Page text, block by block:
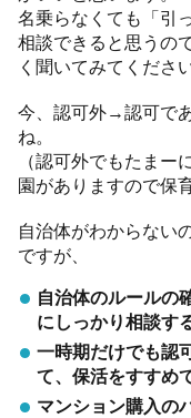
名乗らなくても「引
相談できると思うの
く聞いてみてください
今、認可外→認可で
ね。
（認可外でもたま
園がありますので保
自治体がわからない
ですが、
自治体のルールの
にしっかり相談す
一時期だけでも認
て、保活をすすめ
マンション購入の